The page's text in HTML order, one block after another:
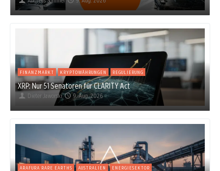
FINANZMARKT KRYPTOWÄHRUNGEN REGULIERUNG
XRP: Nur 51 Senatoren für CLARITY Act
Dieter Jaworski 9. Aug. 2026
ARAFURA RARE EARTHS AUSTRALIEN ENERGIESEKTOR